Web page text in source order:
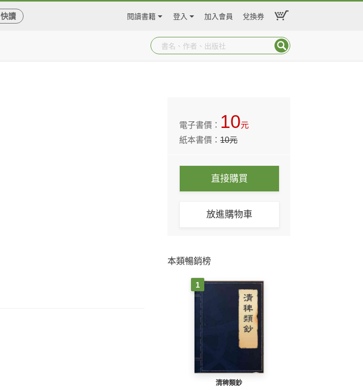
快讀 閱讀書籍 登入 加入會員 兌換券
電子書價： 10元
紙本書價：10元
直接購買
放進購物車
本類暢銷榜
1
清稗類鈔